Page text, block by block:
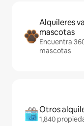
Alquileres
mascotas
Encuentra
mascotas
Otros
1,840